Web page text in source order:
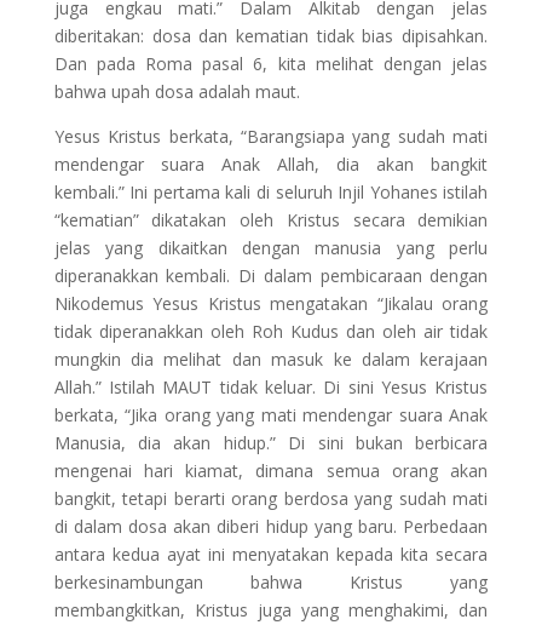
juga engkau mati.” Dalam Alkitab dengan jelas
diberitakan: dosa dan kematian tidak bias dipisahkan.
Dan pada Roma pasal 6, kita melihat dengan jelas
bahwa upah dosa adalah maut.
Yesus Kristus berkata, “Barangsiapa yang sudah mati
mendengar suara Anak Allah, dia akan bangkit
kembali.” Ini pertama kali di seluruh Injil Yohanes istilah
“kematian” dikatakan oleh Kristus secara demikian
jelas yang dikaitkan dengan manusia yang perlu
diperanakkan kembali. Di dalam pembicaraan dengan
Nikodemus Yesus Kristus mengatakan “Jikalau orang
tidak diperanakkan oleh Roh Kudus dan oleh air tidak
mungkin dia melihat dan masuk ke dalam kerajaan
Allah.” Istilah MAUT tidak keluar. Di sini Yesus Kristus
berkata, “Jika orang yang mati mendengar suara Anak
Manusia, dia akan hidup.” Di sini bukan berbicara
mengenai hari kiamat, dimana semua orang akan
bangkit, tetapi berarti orang berdosa yang sudah mati
di dalam dosa akan diberi hidup yang baru. Perbedaan
antara kedua ayat ini menyatakan kepada kita secara
berkesinambungan bahwa Kristus yang
membangkitkan, Kristus juga yang menghakimi, dan